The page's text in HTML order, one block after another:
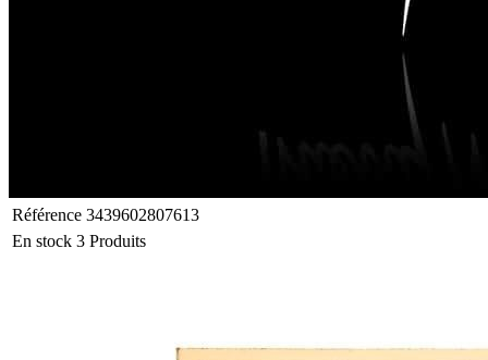
Référence 3439602807613
En stock 3 Produits